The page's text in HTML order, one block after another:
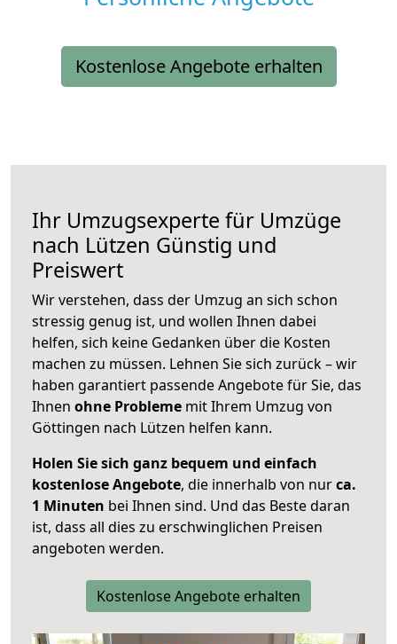
Kostenlose Angebote erhalten
Ihr Umzugsexperte für Umzüge
nach Lützen Günstig und
Preiswert
Wir verstehen, dass der Umzug an sich schon
stressig genug ist, und wollen Ihnen dabei
helfen, sich keine Gedanken über die Kosten
machen zu müssen. Lehnen Sie sich zurück – wir
haben garantiert passende Angebote für Sie, das
Ihnen ohne Probleme mit Ihrem Umzug von
Göttingen nach Lützen helfen kann.
Holen Sie sich ganz bequem und einfach
kostenlose Angebote, die innerhalb von nurca.
1 Minuten bei Ihnen sind. Und das Beste daran
ist, dass all dies zu erschwinglichen Preisen
angeboten werden.
Kostenlose Angebote erhalten